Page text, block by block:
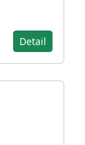
Detail